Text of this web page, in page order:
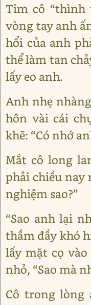
Tim cô “thình
vòng tay anh
hổi của anh
thể làm tan
lấy eo anh.
Anh nhẹ
hôn vài cái
khẽ: “Có nhớ
Mắt cô long
phải chiều
nghiệm sao?”
“Sao anh lại
thầm đầy khó
lấy mặt cọ
nhỏ, “Sao mà
Cô trong lòng